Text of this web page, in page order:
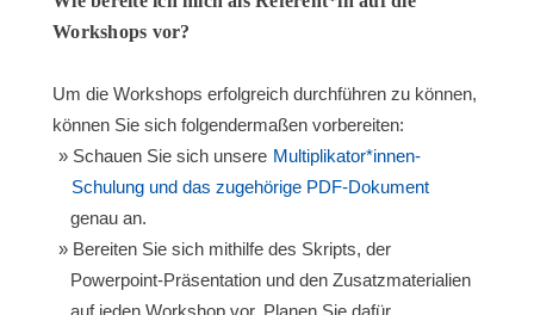
Workshops vor?
Um die Workshops erfolgreich durchführen zu können,
können Sie sich folgendermaßen vorbereiten:
Schauen Sie sich unsere Multiplikator*innen-
Schulung und das zugehörige PDF-Dokument
genau an.
Bereiten Sie sich mithilfe des Skripts, der
Powerpoint-Präsentation und den Zusatzmaterialien